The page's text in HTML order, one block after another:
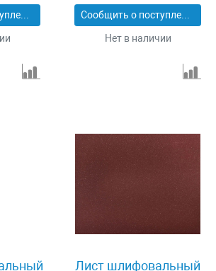
Сообщить о поступлении Сообщить о поступлении
Нет в наличии
Лист шлифовальный